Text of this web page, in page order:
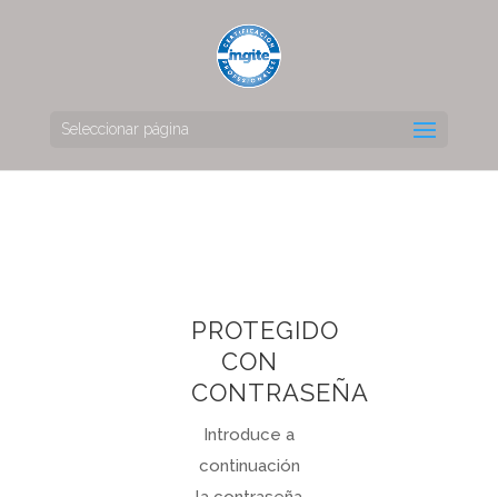
Seleccionar página
PROTEGIDO
CON
CONTRASEÑA
Introduce a
continuación